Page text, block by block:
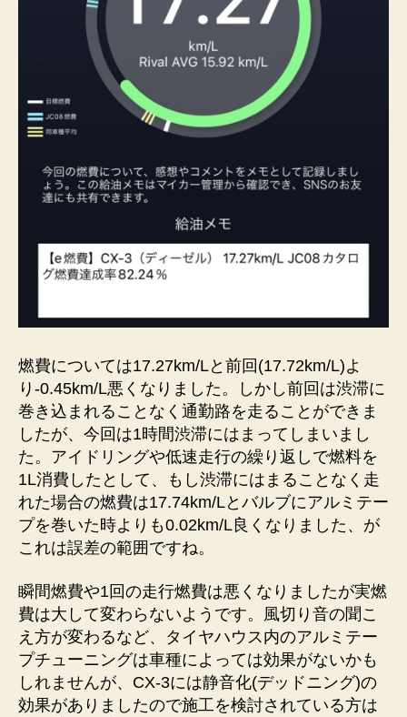
燃費については17.27km/Lと前回(17.72km/L)よ
り-0.45km/L悪くなりました。しかし前回は渋滞に
巻き込まれることなく通勤路を走ることができま
したが、今回は1時間渋滞にはまってしまいまし
た。アイドリングや低速走行の繰り返しで燃料を
1L消費したとして、もし渋滞にはまることなく走
れた場合の燃費は17.74km/Lとバルブにアルミテー
プを巻いた時よりも0.02km/L良くなりました、が
これは誤差の範囲ですね。
瞬間燃費や1回の走行燃費は悪くなりましたが実燃
費は大して変わらないようです。風切り音の聞こ
え方が変わるなど、タイヤハウス内のアルミテー
プチューニングは車種によっては効果がないかも
しれませんが、CX-3には静音化(デッドニング)の
効果がありましたので施工を検討されている方は